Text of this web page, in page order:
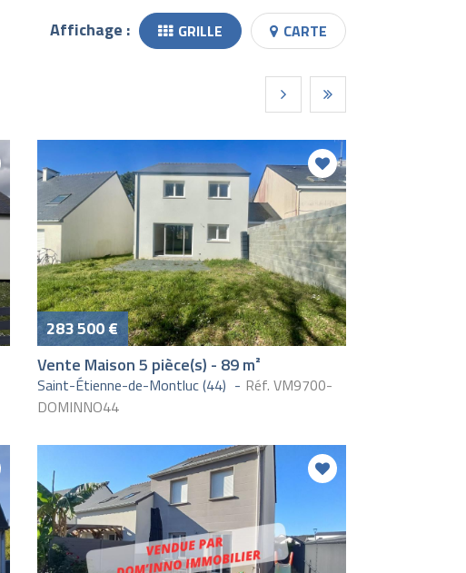
Affichage : GRILLE CARTE
283 500 €
Vente Maison 5 pièce(s) - 89 m²
Saint-Étienne-de-Montluc (44)
Réf. VM9700-
DOMINNO44